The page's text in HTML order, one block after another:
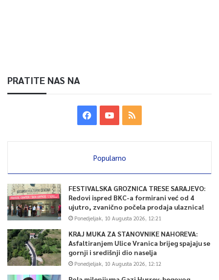
PRATITE NAS NA
Popularno
FESTIVALSKA GROZNICA TRESE SARAJEVO:
Redovi ispred BKC-a formirani već od 4
ujutro, zvanično počela prodaja ulaznica!
Ponedjeljak, 10 Augusta 2026, 12:21
KRAJ MUKA ZA STANOVNIKE NAHOREVA:
Asfaltiranjem Ulice Vranica brijeg spajaju se
gornji i središnji dio naselja
Ponedjeljak, 10 Augusta 2026, 12:12